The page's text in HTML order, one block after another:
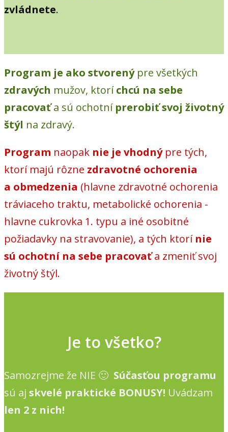
zvládnete.
Program je ako stvorenýpre všetkých
zdravých mužov, ktoríchcú na sebe
pracovaťa sú ochotní prerobiť svoj životný
štýl na zdravý.
Program naopak nie je vhodnýpre tých,
ktorí majú rôzne zdravotné ochorenia
a obmedzenia (hlavne zdravotné ochorenia
tráviaceho traktu, metabolické ochorenia -
hlavne cukrovka 1. typu a iné osobitné
požiadavky na stravovanie), a tých ktorí nie
sú ochotní na sebe pracovaťa zmeniť svoj
životný štýl.
Je to všetko?
Samozrejme že NIE 🙂 Súčasťou programu
sú aj skvelé praktické BONUSY! Uvádzam
len 2 z nich!